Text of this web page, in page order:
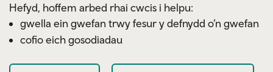
Hefyd, hoffem arbed rhai cwcis i helpu:
gwella ein gwefan trwy fesur y defnydd o’n gwefan
cofio eich gosodiadau